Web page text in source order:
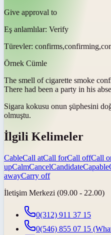
Give approval to
Eş anlamlılar: Verify
Türevler:
Örnek Cümle
The smell of cigarette smoke
There had been a party in his
Sigara kokusu onun şüphesini
olmuştu.
İlgili Kelimeler
CableCall atCall forCall offCall
upCalmCancelCandidateCapable
awayCarry off
İletişim Merkezi (09.00 - 22.00)
0(312) 911 37 15
0(546) 855 07 15